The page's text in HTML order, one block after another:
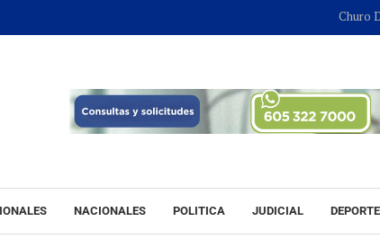
Churo Díaz
NACIONALES POLITICA JUDICIAL